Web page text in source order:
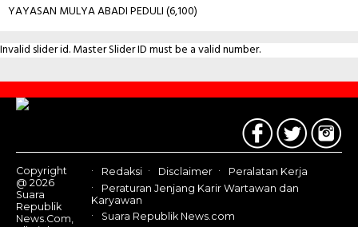
YAYASAN MULYA ABADI PEDULI(6,100)
Invalid slider id. Master Slider ID must be a valid number.
Contact
Us
Copyright
@ 2026
Suara
Republik
News.Com,
Redaksi Disclaimer
Peralatan Kerja
Peraturan Jenjang Karir Wartawan dan
Karyawan
Suara Republik News.com